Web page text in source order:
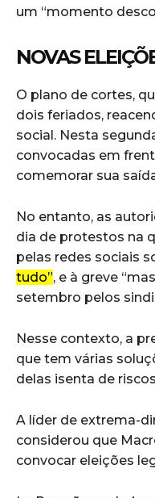
um “momento
NOVAS
O plano de cortes,
dois feriados,
social. Nesta
convocadas em
comemorar sua
No entanto, as
dia de protestos na
pelas redes sociais
tudo”, e à greve
setembro pelos
Nesse contexto, a
que tem várias
delas isenta de
A líder de extrema-
considerou que
convocar eleições